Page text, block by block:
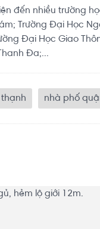
đến nhiều trường
Trường Đại Học
Đại Học Giao
Đa;...
nhà phố